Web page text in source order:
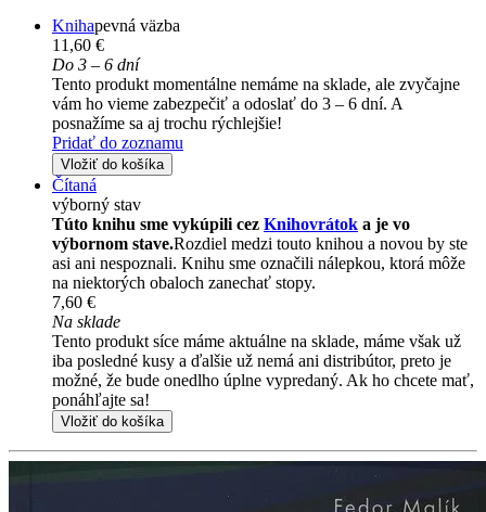
Knihapevná väzba
11,60 €
Do 3 – 6 dní
Tento produkt momentálne nemáme na sklade, ale zvyčajne
vám ho vieme zabezpečiť a odoslať do 3 – 6 dní. A
posnažíme sa aj trochu rýchlejšie!
Pridať do zoznamu
Vložiť do košíka
Čítaná
výborný stav
Túto knihu sme vykúpili cez Knihovrátok a je vo
výbornom stave.Rozdiel medzi touto knihou a novou by ste
asi ani nespoznali. Knihu sme označili nálepkou, ktorá môže
na niektorých obaloch zanechať stopy.
7,60 €
Na sklade
Tento produkt síce máme aktuálne na sklade, máme však už
iba posledné kusy a ďalšie už nemá ani distribútor, preto je
možné, že bude onedlho úplne vypredaný. Ak ho chcete mať,
ponáhľajte sa!
Vložiť do košíka